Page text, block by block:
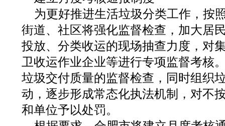
为更好推进生活垃圾分类工作，按
街道、社区将强化监督检查，加大居
投放、分类收运的现场抽查力度，对
卫收运作业企业等进行专项监督考核
垃圾交付质量的监督检查，同时组织
动，逐步形成常态化执法机制，对不
和单位予以处罚。